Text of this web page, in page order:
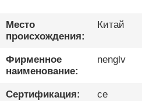
ЭКСКУРСИЯ
ПО
ФАБРИКЕ
Место
происхождения:
Китай
Фирменное
наименование:
nenglv
Сертификация: ce